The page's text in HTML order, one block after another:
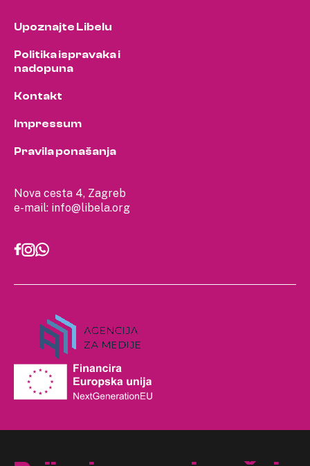
Nova cesta 4, Zagreb
e-mail: info@libela.org
Upoznajte Libelu
Politika ispravaka i
nadopuna
Kontakt
Impressum
Pravila ponašanja